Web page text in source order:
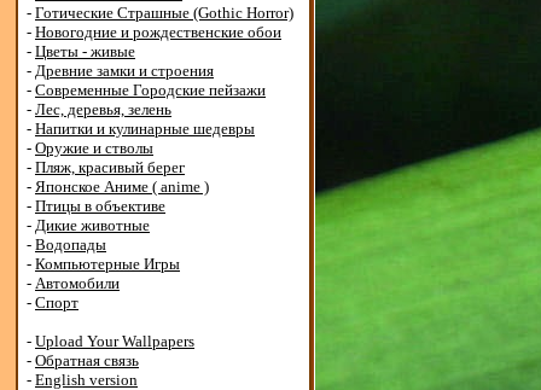
- Готические Страшные (Gothic Horror)
- Новогодние и рождественские обои
- Цветы - живые
- Древние замки и строения
- Современные Городские пейзажи
- Лес, деревья, зелень
- Напитки и кулинарные шедевры
- Оружие и стволы
- Пляж, красивый берег
- Японское Аниме ( anime )
- Птицы в объективе
- Дикие животные
- Водопады
- Компьютерные Игры
- Автомобили
- Спорт
- Upload Your Wallpapers
- Обратная связь
- English version